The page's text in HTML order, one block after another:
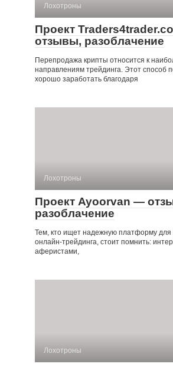
Лохотроны
Проект
отзывы, разоблачение
Перепродажа крипты относится к
направлениям трейдинга. Этот способ
хорошо заработать благодаря
Лохотроны
Проект Ayoorvan —
разоблачение
Тем, кто ищет надежную платформу для
онлайн-трейдинга, стоит помнить:
аферистами,
Лохотроны